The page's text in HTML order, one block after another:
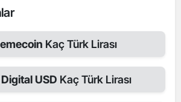
Kaç Türk Lirası
USD Kaç Türk Lirası